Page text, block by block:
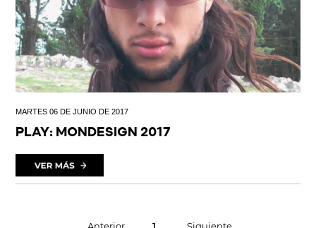
MARTES 06 DE JUNIO DE 2017
PLAY: MONDESIGN 2017